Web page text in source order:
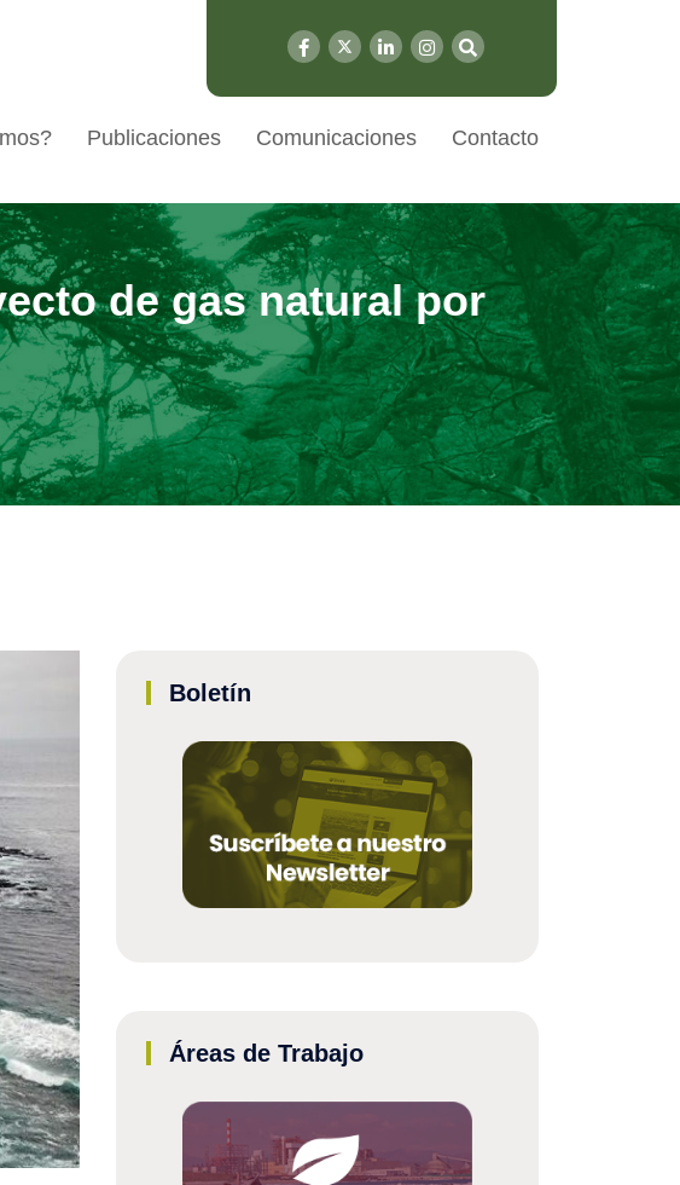
Publicaciones Comunicaciones Contacto
de gas natural por
Boletín
Áreas de Trabajo